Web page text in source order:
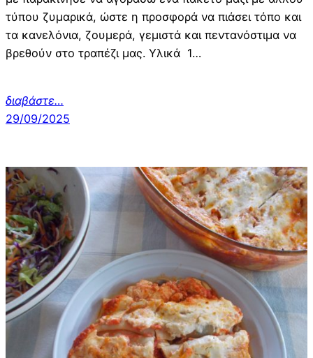
τύπου ζυμαρικά, ώστε η προσφορά να πιάσει τόπο και
τα κανελόνια, ζουμερά, γεμιστά και πεντανόστιμα να
βρεθούν στο τραπέζι μας. Υλικά 1…
διαβάστε…
29/09/2025